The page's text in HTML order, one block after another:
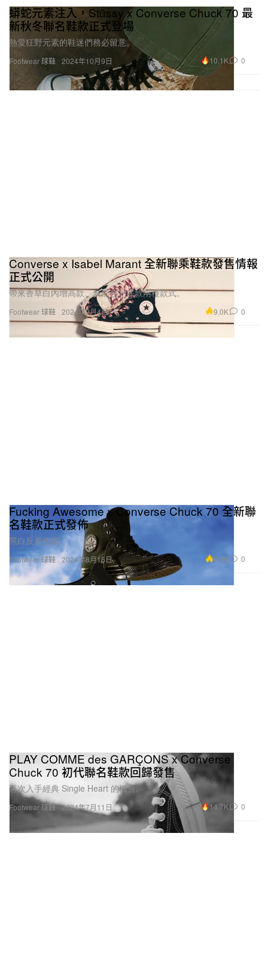
Footwear 球鞋
蟒蛇元素注入，Stüssy x Converse Chuck 70 最
新秋冬聯名鞋款正式登場
熱愛狂野元素的鞋迷們務必留意。
2024年10月9日 10.1K 0
Footwear 球鞋
Converse x Isabel Marant 全新聯乘鞋款發售情報
正式公開
帶來香草白內增高款、炭黑色平底款兩種款式。
2024年9月4日 9.0K 0
Footwear 球鞋
Fucking Awesome x Converse Chuck 70 全新聯
名鞋款正式發佈
黑白反差色調。
2024年8月15日 2.8K 0
Footwear 球鞋
PLAY COMME des GARÇONS x Converse
Chuck 70 初代聯名鞋款回歸發售
再次入手經典 Single Heart 的機會。
2024年7月11日 14.7K 0